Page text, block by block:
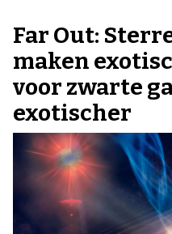
Far Out:
maken
voor zwarte
exotischer